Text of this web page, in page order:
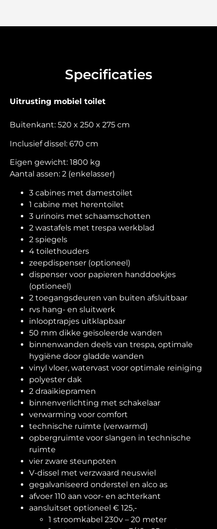
Specificaties
Uitrusting mobiel toilet
Buitenkant: 520 x 250 x 275 cm
Inclusief dissel: 670 cm
Eigen gewicht: 1800 kg
Aantal assen: 2 (enkelasser)
3 cabines met damestoilet
1 cabine met herentoilet
3 urinoirs met schaamschotten
2 wastafels met trespa werkblad
2 spiegels
4 toilethouders
zeepdispenser (optioneel)
dispenser voor papieren handdoekjes
(optioneel)
2 toegangsdeuren van buiten afsluitbaar
rvs hang- en sluitwerk
inlooptrapjes uitklapbaar
50 mm dikke geïsoleerde wanden
binnenwanden deels van trespa, optimale
hygiëne door gladde wanden
vinyl vloer, watervast voor optimale reiniging
polyester dak
2 draaikiepramen
binnenverlichting met schakelaar
verwarming voor comfort
technische ruimte (verwarmd)
opbergruimte voor slangen in technische
ruimte
vier zware steunpoten
V-dissel met verzwaard neuswiel
gegalvaniseerd onderstel en alco as
afvoer 110 aan voor- en achterkant
aansluitset optioneel € 125,-
1 stroomkabel 230v – 20 meter